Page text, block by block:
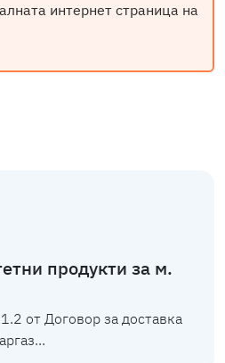
интернет страница на
продукти за м.
от Договор за доставка